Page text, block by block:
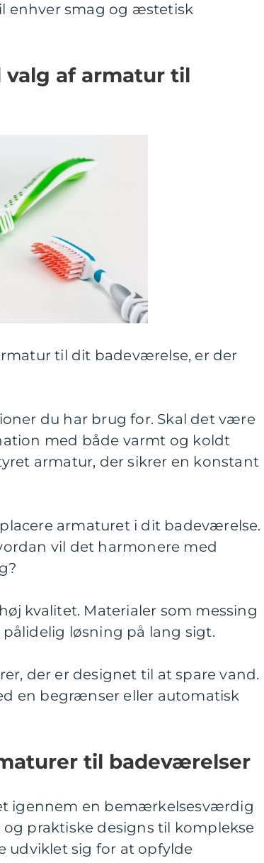
enhver smag og æstetisk
af armatur til
til dit badeværelse, er der
du har brug for. Skal det være
med både varmt og koldt
armatur, der sikrer en konstant
armaturet i dit badeværelse.
vil det harmonere med
kvalitet. Materialer som messing
løsning på lang sigt.
der er designet til at spare vand.
en begrænser eller automatisk
til badeværelser
igennem en bemærkelsesværdig
praktiske designs til komplekse
udviklet sig for at opfylde